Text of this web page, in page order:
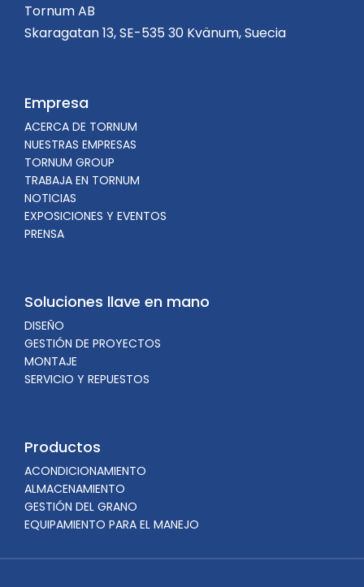
Tornum AB
Skaragatan 13, SE-535 30 Kvänum, Suecia
Empresa
ACERCA DE TORNUM
NUESTRAS EMPRESAS
TORNUM GROUP
TRABAJA EN TORNUM
NOTICIAS
EXPOSICIONES Y EVENTOS
PRENSA
Soluciones llave en mano
DISEÑO
GESTIÓN DE PROYECTOS
MONTAJE
SERVICIO Y REPUESTOS
Productos
ACONDICIONAMIENTO
ALMACENAMIENTO
GESTIÓN DEL GRANO
EQUIPAMIENTO PARA EL MANEJO